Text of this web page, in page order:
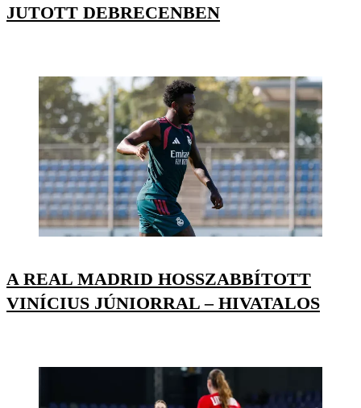
JUTOTT DEBRECENBEN
A REAL MADRID HOSSZABBÍTOTT
VINÍCIUS JÚNIORRAL – HIVATALOS